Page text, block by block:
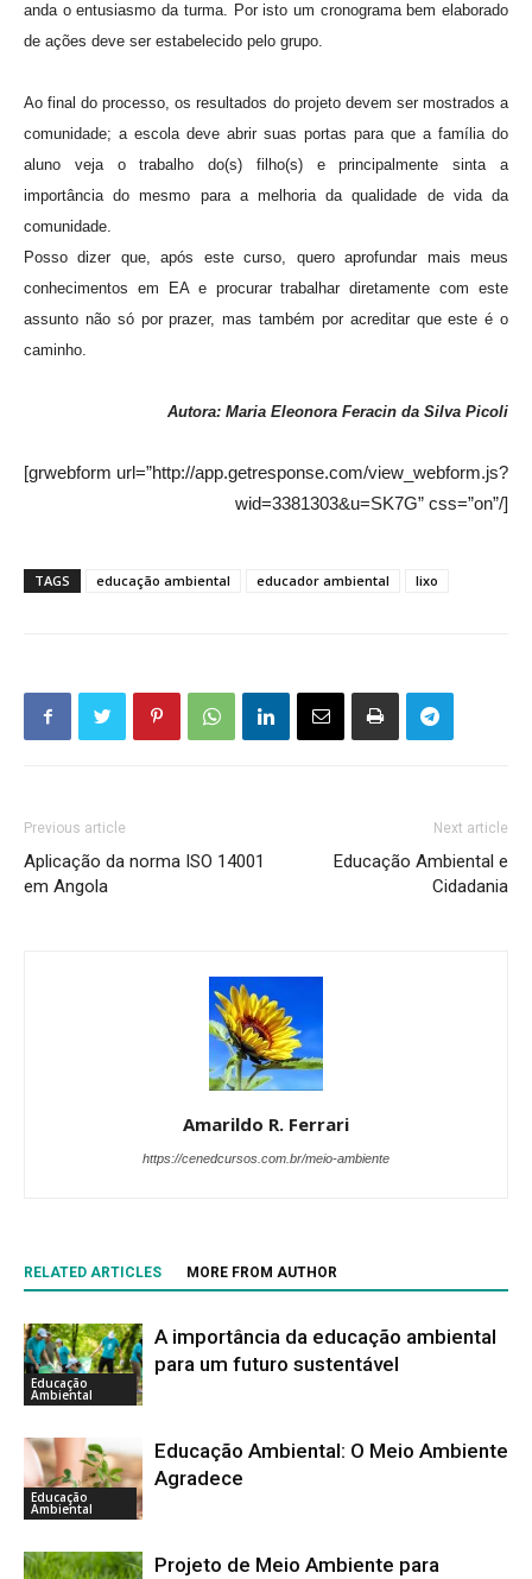
anda o entusiasmo da turma. Por isto um cronograma bem elaborado
de ações deve ser estabelecido pelo grupo.
Ao final do processo, os resultados do projeto devem ser mostrados a
comunidade; a escola deve abrir suas portas para que a família do
aluno veja o trabalho do(s) filho(s) e principalmente sinta a
importância do mesmo para a melhoria da qualidade de vida da
comunidade.
Posso dizer que, após este curso, quero aprofundar mais meus
conhecimentos em EA e procurar trabalhar diretamente com este
assunto não só por prazer, mas também por acreditar que este é o
caminho.
Autora: Maria Eleonora Feracin da Silva Picoli
[grwebform url=”http://app.getresponse.com/view_webform.js?
wid=3381303&u=SK7G” css=”on”/]
TAGS educação ambiental educador ambiental lixo
Previous article
Aplicação da norma ISO 14001
em Angola
Next article
Educação Ambiental e
Cidadania
Amarildo R. Ferrari
https://cenedcursos.com.br/meio-ambiente
RELATED ARTICLES MORE FROM AUTHOR
Educação
Ambiental
A importância da educação ambiental
para um futuro sustentável
Educação
Ambiental
Educação Ambiental: O Meio Ambiente
Agradece
Projeto de Meio Ambiente para